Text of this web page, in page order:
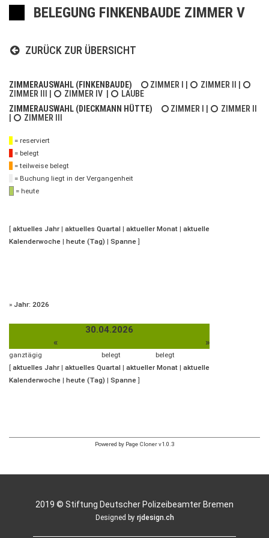
BELEGUNG FINKENBAUDE ZIMMER V
ZURÜCK ZUR ÜBERSICHT
ZIMMERAUSWAHL (FINKENBAUDE) ZIMMER I ZIMMER II
ZIMMER III
ZIMMER IV
LAUBE
ZIMMERAUSWAHL (DIECKMANN HÜTTE)
ZIMMER I
ZIMMER II
ZIMMER III
= reserviert
= belegt
= teilweise belegt
= Buchung liegt in der Vergangenheit
= heute
[ aktuelles Jahr | aktuelles Quartal | aktueller Monat | aktuelle
Kalenderwoche | heute (Tag) | Spanne ]
» Jahr: 2026
30.04.2026
«
»
ganztägig belegt
belegt
[ aktuelles Jahr | aktuelles Quartal | aktueller Monat | aktuelle
Kalenderwoche | heute (Tag) | Spanne ]
Powered by Page Cloner v1.0.3
2019 © Stiftung Deutscher Polizeibeamter Bremen
Designed by rjdesign.ch